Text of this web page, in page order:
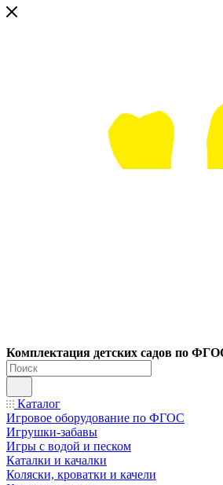
Комплектация детских садов по
Каталог
Игровое оборудование по ФГОС
Игрушки-забавы
Игры с водой и песком
Каталки и качалки
Коляски, кроватки и качели